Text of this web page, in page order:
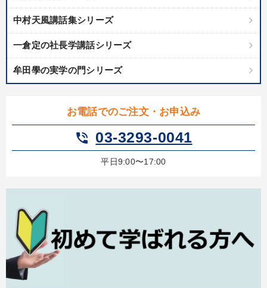
中村天風講話集シリーズ
一倉定の社長学講話シリーズ
牟田學の実学の門シリーズ
お電話でのご注文・お申込み
phone_in_talk 03-3293-0041
平日9:00〜17:00